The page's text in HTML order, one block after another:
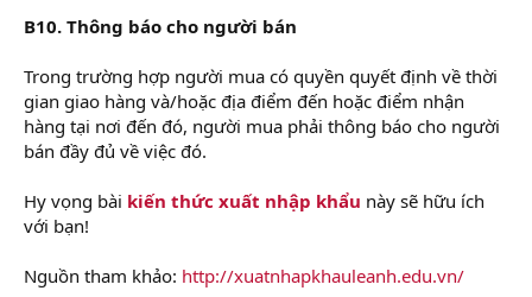
B10. Thông báo cho người bán
Trong trường hợp người mua có quyền quyết định về thời
gian giao hàng và/hoặc địa điểm đến hoặc điểm nhận
hàng tại nơi đến đó, người mua phải thông báo cho người
bán đầy đủ về việc đó.
Hy vọng bài kiến thức xuất nhập khẩu này sẽ hữu ích
với bạn!
Nguồn tham khảo: http://xuatnhapkhauleanh.edu.vn/